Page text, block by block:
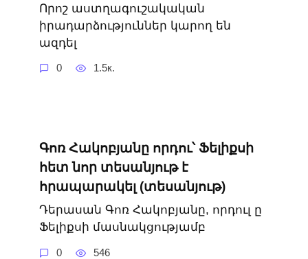
Որոշ աստղագուշակական
իրադարձություններ կարող են
ազդել
0 1.5к.
Գոռ Հակոբյանը որդու՝ Ֆելիքսի
հետ նոր տեսանյութ է
հրապարակել (տեսանյութ)
Դերասան Գոռ Հակոբյանը, որդուլ ը
Ֆելիքսի մասնակցությամբ
0 546